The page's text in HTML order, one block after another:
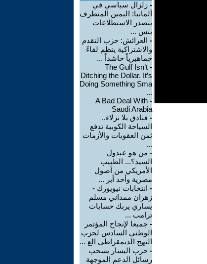
- زلزال سياسي في
ألمانيا: اليمين المتطرف
يتصدر الاستطلاعات
بنس ...
- العرائش: حزب التقدم
والاشتراكية ينظم لقاءً
جماهيرياً حاشداً ...
-
The Gulf Isn’t
Ditching the Dollar. It’s
Doing Something Sma
...
-
A Bad Deal With
Saudi Arabia
- فنادق بلا نزلاء..
السياحة الكوبية تدفع
ثمن العقوبات والأزمات
...
- من هو عبدول
السيد؟... الطبيب
الأمريكي من أصول
مصرية وأحد أبر ...
- انتخابات نيويورك -
زهران ممداني مسلم
يساري يربك حسابات
ترامب ...
- جميعا لإنجاح المؤتمر
الوطني السادس لحزب
النهج الديمقراطي الع ...
- حزب اليسار يسحب
رسائل الدعم الموجهة